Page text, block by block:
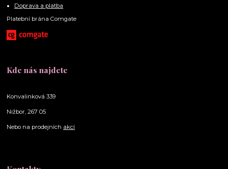
Doprava a platba
Platební brána Comgate
Kde nás najdete
Konvalinková 339
Nižbor, 267 05
Nebo na prodejních akcí